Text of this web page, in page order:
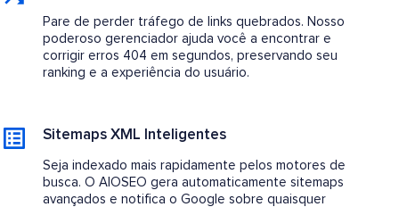
Pare de perder tráfego de links quebrados. Nosso
poderoso gerenciador ajuda você a encontrar e
corrigir erros 404 em segundos, preservando seu
ranking e a experiência do usuário.
Sitemaps XML Inteligentes
Seja indexado mais rapidamente pelos motores de
busca. O AIOSEO gera automaticamente sitemaps
avançados e notifica o Google sobre quaisquer